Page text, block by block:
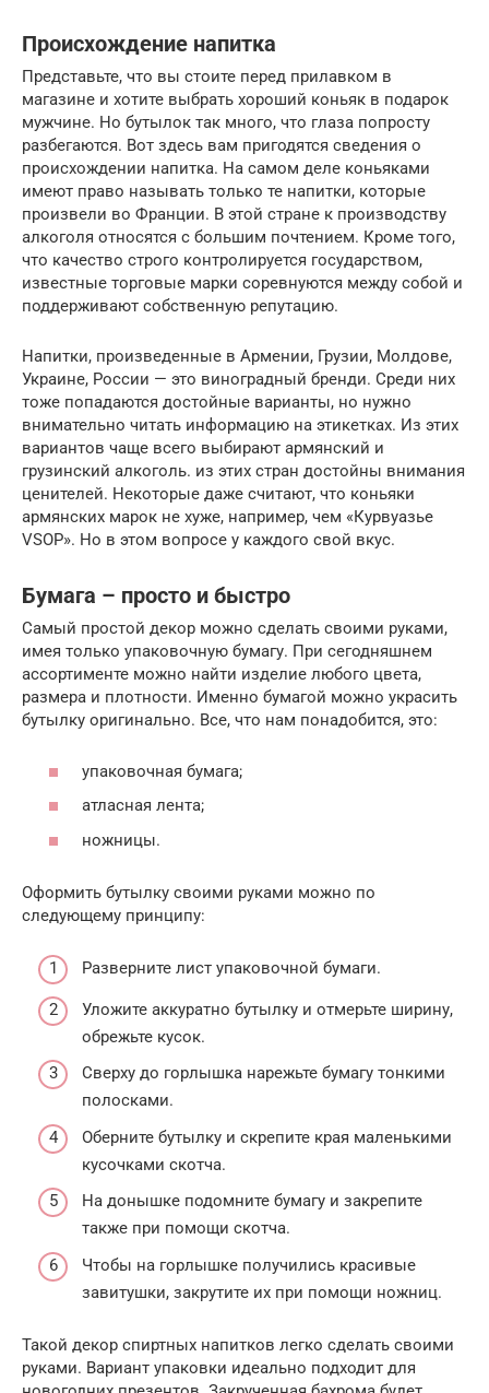
Происхождение напитка
Представьте, что вы стоите перед прилавком в
магазине и хотите выбрать хороший коньяк в подарок
мужчине. Но бутылок так много, что глаза попросту
разбегаются. Вот здесь вам пригодятся сведения о
происхождении напитка. На самом деле коньяками
имеют право называть только те напитки, которые
произвели во Франции. В этой стране к производству
алкоголя относятся с большим почтением. Кроме того,
что качество строго контролируется государством,
известные торговые марки соревнуются между собой и
поддерживают собственную репутацию.
Напитки, произведенные в Армении, Грузии, Молдове,
Украине, России — это виноградный бренди. Среди них
тоже попадаются достойные варианты, но нужно
внимательно читать информацию на этикетках. Из этих
вариантов чаще всего выбирают армянский и
грузинский алкоголь. из этих стран достойны внимания
ценителей. Некоторые даже считают, что коньяки
армянских марок не хуже, например, чем «Курвуазье
VSOP». Но в этом вопросе у каждого свой вкус.
Бумага – просто и быстро
Самый простой декор можно сделать своими руками,
имея только упаковочную бумагу. При сегодняшнем
ассортименте можно найти изделие любого цвета,
размера и плотности. Именно бумагой можно украсить
бутылку оригинально. Все, что нам понадобится, это:
упаковочная бумага;
атласная лента;
ножницы.
Оформить бутылку своими руками можно по
следующему принципу:
Разверните лист упаковочной бумаги.
Уложите аккуратно бутылку и отмерьте ширину,
обрежьте кусок.
Сверху до горлышка нарежьте бумагу тонкими
полосками.
Оберните бутылку и скрепите края маленькими
кусочками скотча.
На донышке подомните бумагу и закрепите
также при помощи скотча.
Чтобы на горлышке получились красивые
завитушки, закрутите их при помощи ножниц.
Такой декор спиртных напитков легко сделать своими
руками. Вариант упаковки идеально подходит для